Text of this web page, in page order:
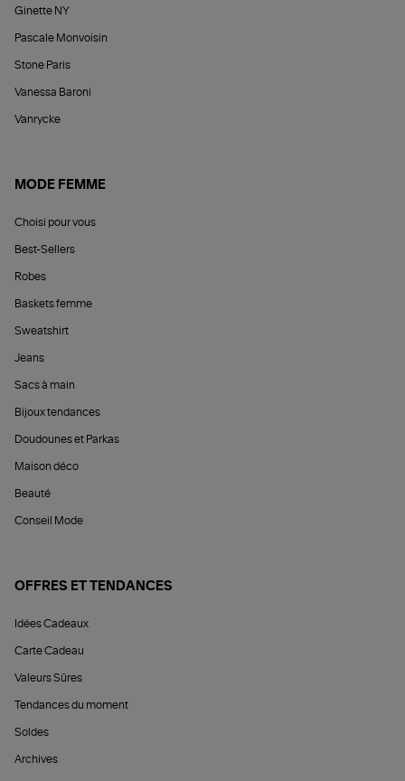
Ginette NY
Pascale Monvoisin
Stone Paris
Vanessa Baroni
Vanrycke
MODE FEMME
Choisi pour vous
Best-Sellers
Robes
Baskets femme
Sweatshirt
Jeans
Sacs à main
Bijoux tendances
Doudounes et Parkas
Maison déco
Beauté
Conseil Mode
OFFRES ET TENDANCES
Idées Cadeaux
Carte Cadeau
Valeurs Sûres
Tendances du moment
Soldes
Archives